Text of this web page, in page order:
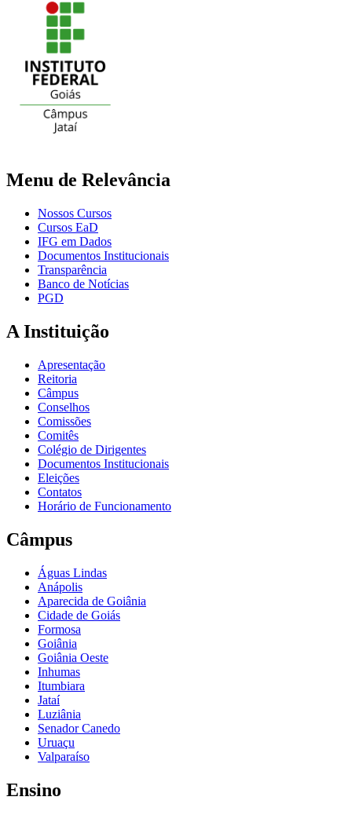
Menu de Relevância
Nossos Cursos
Cursos EaD
IFG em Dados
Documentos Institucionais
Transparência
Banco de Notícias
PGD
A Instituição
Apresentação
Reitoria
Câmpus
Conselhos
Comissões
Comitês
Colégio de Dirigentes
Documentos Institucionais
Eleições
Contatos
Horário de Funcionamento
Câmpus
Águas Lindas
Anápolis
Aparecida de Goiânia
Cidade de Goiás
Formosa
Goiânia
Goiânia Oeste
Inhumas
Itumbiara
Jataí
Luziânia
Senador Canedo
Uruaçu
Valparaíso
Ensino